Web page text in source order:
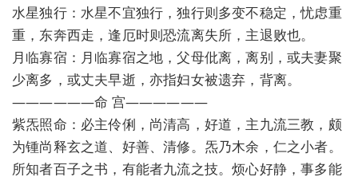
水星独行：水星不宜独行，独行则多变不稳定，忧虑重
重，东奔西走，逢厄时则恐流离失所，主退败也。
月临寡宿：月临寡宿之地，父母仳离，离别，或夫妻聚
少离多，或丈夫早逝，亦指妇女被遗弃，背离。
——————命 宫——————
紫炁照命：必主伶俐，尚清高，好道，主九流三教，颇
为锺尚释玄之道、好善、清修。炁乃木余，仁之小者。
所知者百子之书，有能者九流之技。烦心好静，事多能